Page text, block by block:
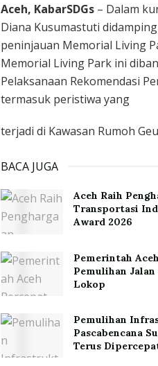
Aceh, KabarSDGs – Dalam
Diana Kusumastuti
peninjauan Memorial Living
Memorial Living Park ini
Pelaksanaan Rekomendasi
termasuk peristiwa yang
terjadi di Kawasan Rumoh
BACA JUGA
Aceh Raih
Transportasi
Award 2026
Pemerintah
Pemulihan
Lokop
Pemulihan
Pascabencana
Terus